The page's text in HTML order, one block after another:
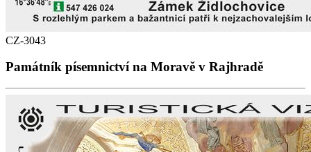
CZ-3043
Památník písemnictví na Moravě v Rajhradě